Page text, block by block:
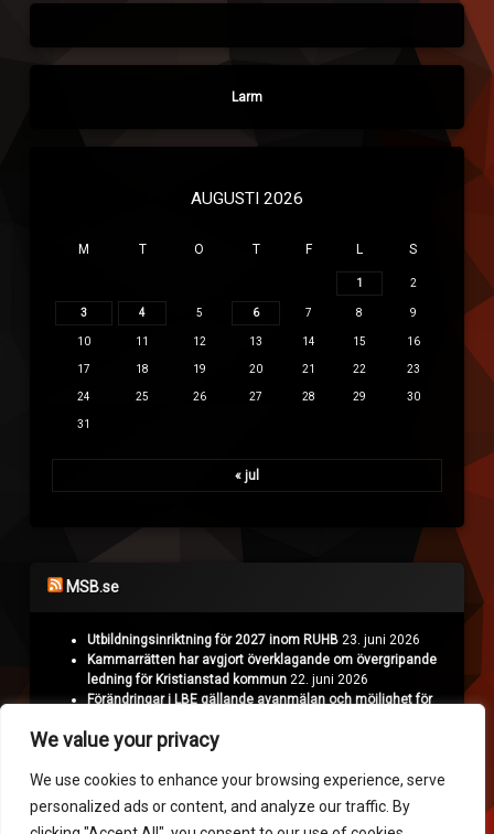
We value your privacy
We use cookies to enhance your browsing experience, serve
personalized ads or content, and analyze our traffic. By
Larm
AUGUSTI 2026
M T O T F L S
1 2
3 4 5 6 7 8 9
10 11 12 13 14 15 16
17 18 19 20 21 22 23
24 25 26 27 28 29 30
31
« jul
MSB.se
Utbildningsinriktning för 2027 inom RUHB 23. juni 2026
Kammarrätten har avgjort överklagande om övergripande
ledning för Kristianstad kommun 22. juni 2026
Förändringar i LBE gällande avanmälan och möjlighet för
Projekt Nyman: Räddningstjänsten hämtar erfarenheter i